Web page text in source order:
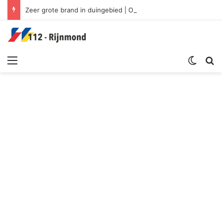
Zeer grote brand in duingebied | Oosterduinpad Ouddorp
Menu Switch